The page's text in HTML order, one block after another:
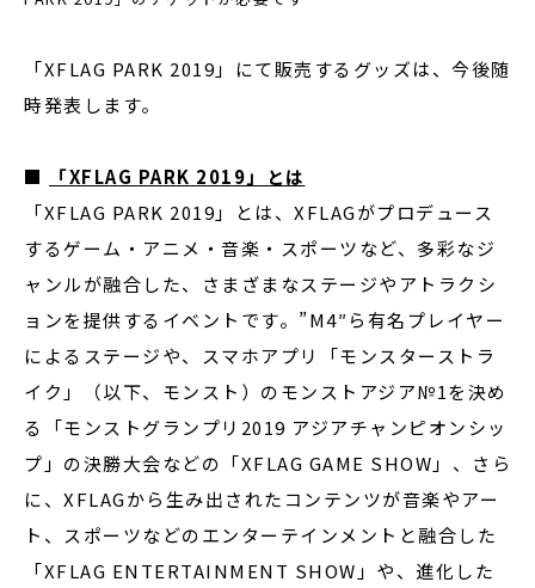
「XFLAG PARK 2019」にて販売するグッズは、今後随
時発表します。
■
「XFLAG PARK 2019」とは
「XFLAG PARK 2019」とは、XFLAGがプロデュース
するゲーム・アニメ・音楽・スポーツなど、多彩なジ
ャンルが融合した、さまざまなステージやアトラクシ
ョンを提供するイベントです。”M4″ら有名プレイヤー
によるステージや、スマホアプリ「モンスターストラ
イク」（以下、モンスト）のモンストアジア№1を決め
る「モンストグランプリ2019 アジアチャンピオンシッ
プ」の決勝大会などの「XFLAG GAME SHOW」、さら
に、XFLAGから生み出されたコンテンツが音楽やアー
ト、スポーツなどのエンターテインメントと融合した
「XFLAG ENTERTAINMENT SHOW」や、進化した